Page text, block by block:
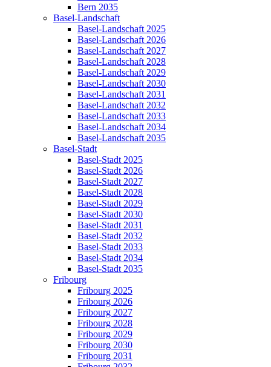
Bern 2035
Basel-Landschaft
Basel-Landschaft 2025
Basel-Landschaft 2026
Basel-Landschaft 2027
Basel-Landschaft 2028
Basel-Landschaft 2029
Basel-Landschaft 2030
Basel-Landschaft 2031
Basel-Landschaft 2032
Basel-Landschaft 2033
Basel-Landschaft 2034
Basel-Landschaft 2035
Basel-Stadt
Basel-Stadt 2025
Basel-Stadt 2026
Basel-Stadt 2027
Basel-Stadt 2028
Basel-Stadt 2029
Basel-Stadt 2030
Basel-Stadt 2031
Basel-Stadt 2032
Basel-Stadt 2033
Basel-Stadt 2034
Basel-Stadt 2035
Fribourg
Fribourg 2025
Fribourg 2026
Fribourg 2027
Fribourg 2028
Fribourg 2029
Fribourg 2030
Fribourg 2031